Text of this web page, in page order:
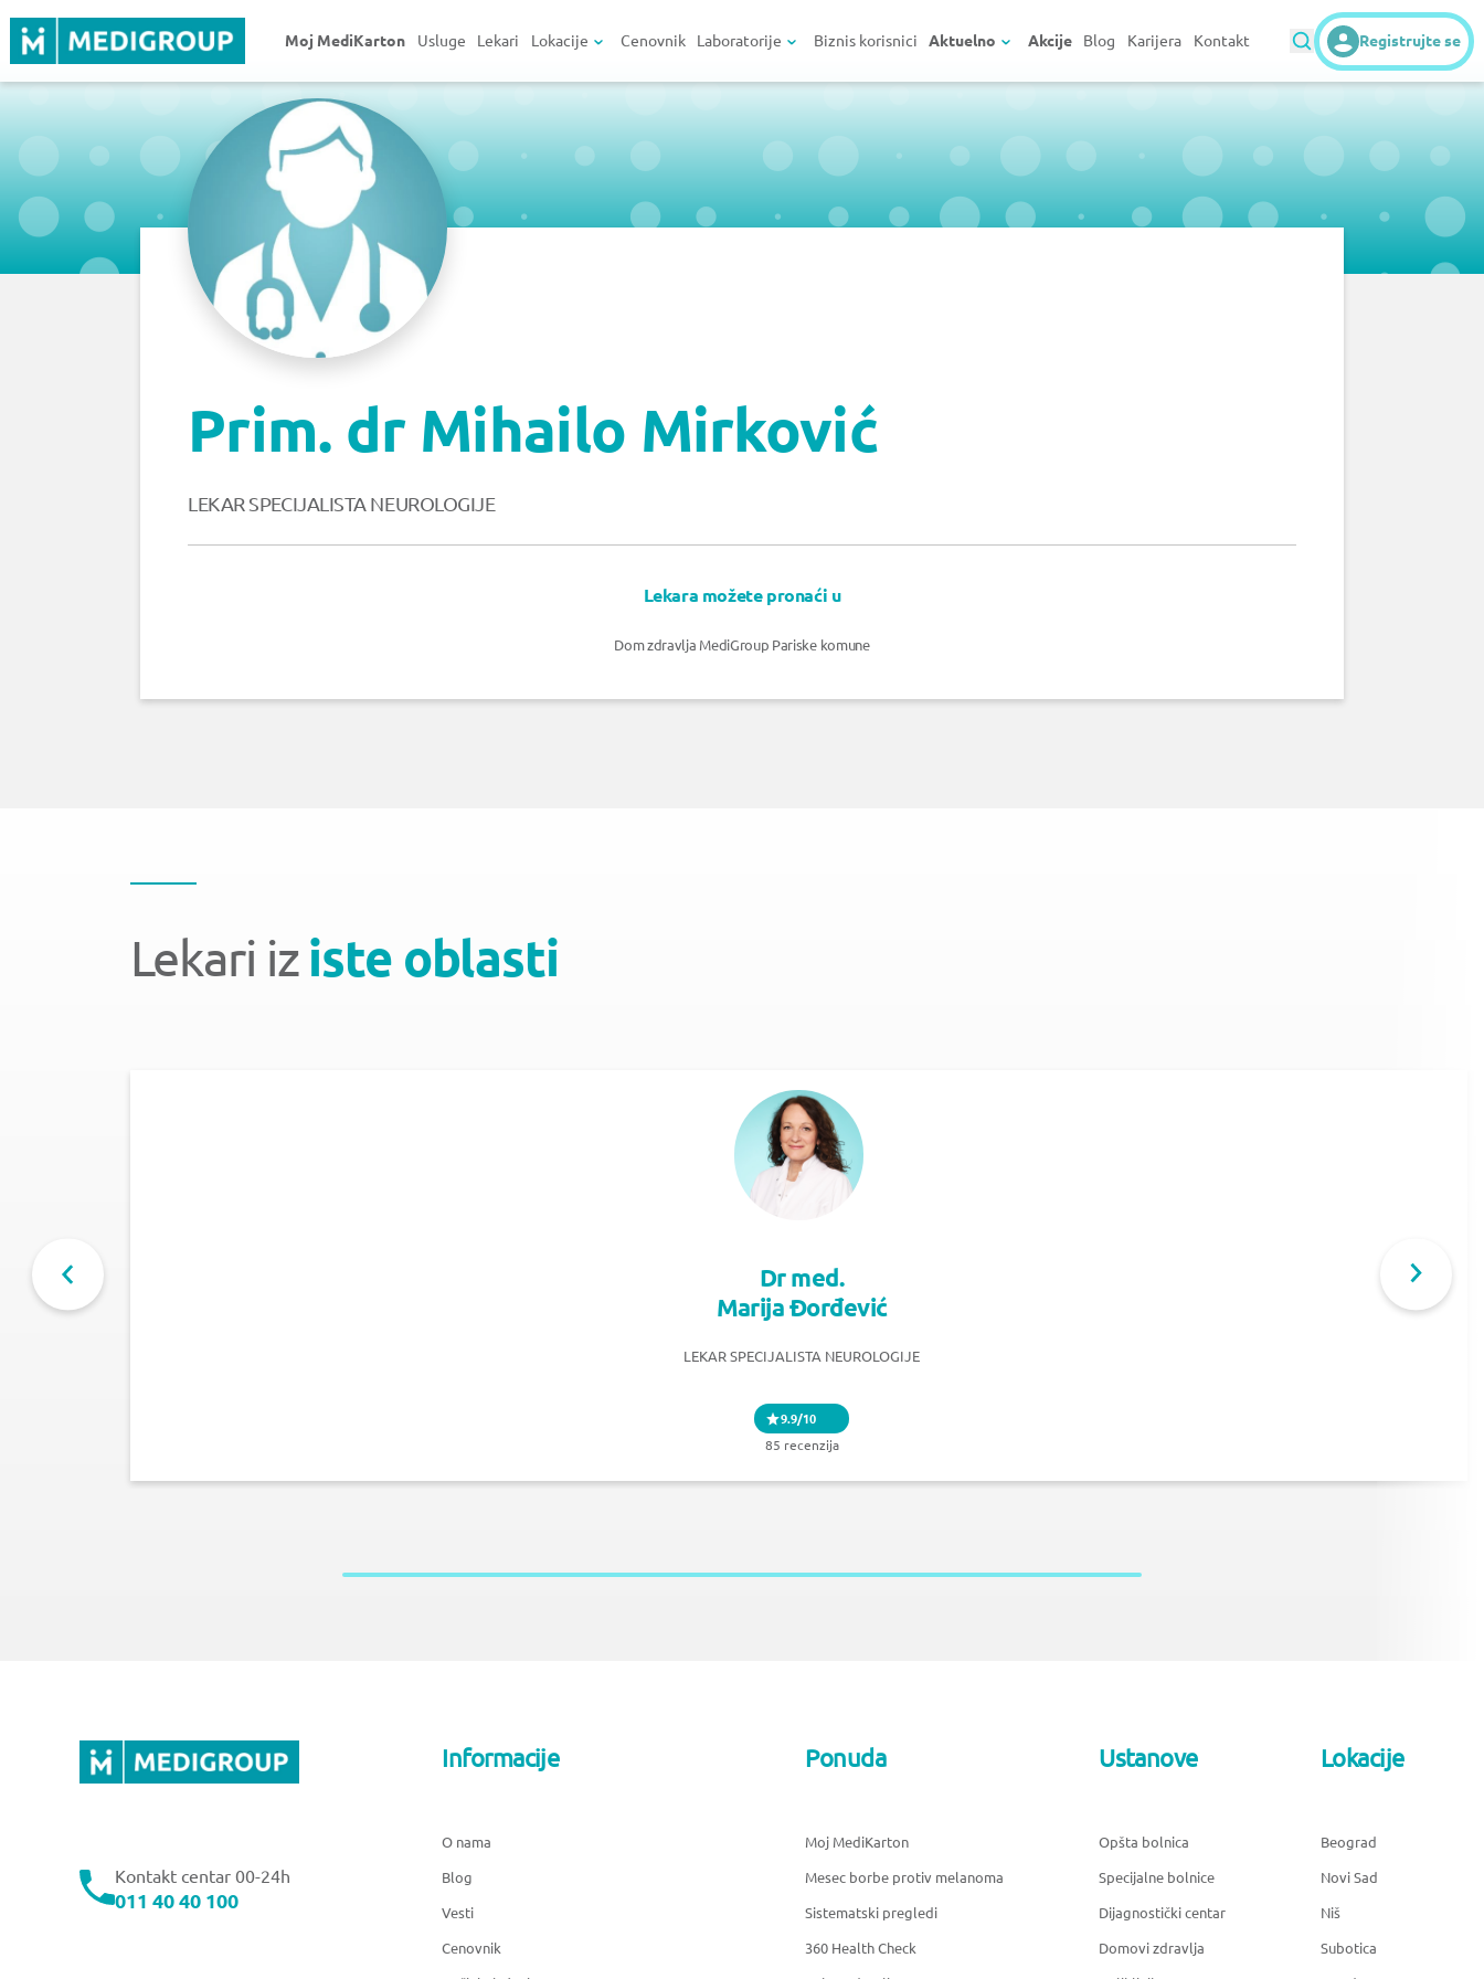
Moj MediKarton Usluge Lekari Lokacije Cenovnik Laboratorije Biznis korisnici Aktuelno Akcije Blog Karijera Kontakt Registrujte se
Prim. dr Mihailo Mirković
LEKAR SPECIJALISTA NEUROLOGIJE
Lekara možete pronaći u
Dom zdravlja MediGroup Pariske komune
Lekari iziste oblasti
Dr med.
Marija Đorđević
LEKAR SPECIJALISTA NEUROLOGIJE
9.9/10
85 recenzija
Kontakt centar 00-24h
011 40 40 100
Informacije
O nama
Blog
Vesti
Cenovnik
Ponuda
Moj MediKarton
Mesec borbe protiv melanoma
Sistematski pregledi
360 Health Check
Ustanove
Opšta bolnica
Specijalne bolnice
Dijagnostički centar
Domovi zdravlja
Lokacije
Beograd
Novi Sad
Niš
Subotica